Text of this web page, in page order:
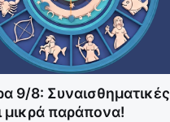
9/8: Συναισθηματικές
μικρά παράπονα!